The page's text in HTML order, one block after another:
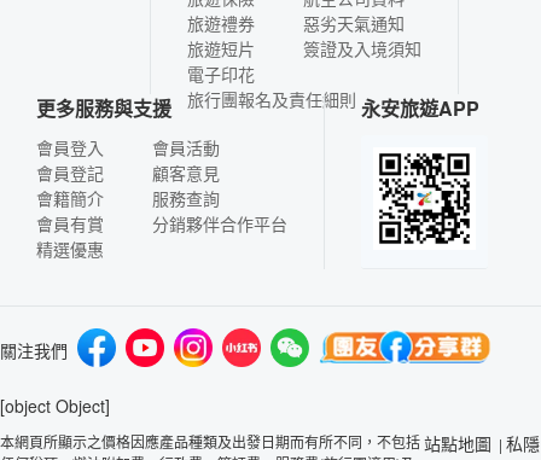
旅遊禮券
旅遊短片
電子印花
惡劣天氣通知
簽證及入境須知
旅行團報名及責任細則
更多服務與支援
會員登入
會員登記
會籍簡介
會員有賞
精選優惠
會員活動
顧客意見
服務查詢
分銷夥伴合作平台
永安旅遊APP
關注我們
[object Object]
本網頁所顯示之價格因應產品種類及出發日期而有所不同，不包括站點地圖 | 私隱